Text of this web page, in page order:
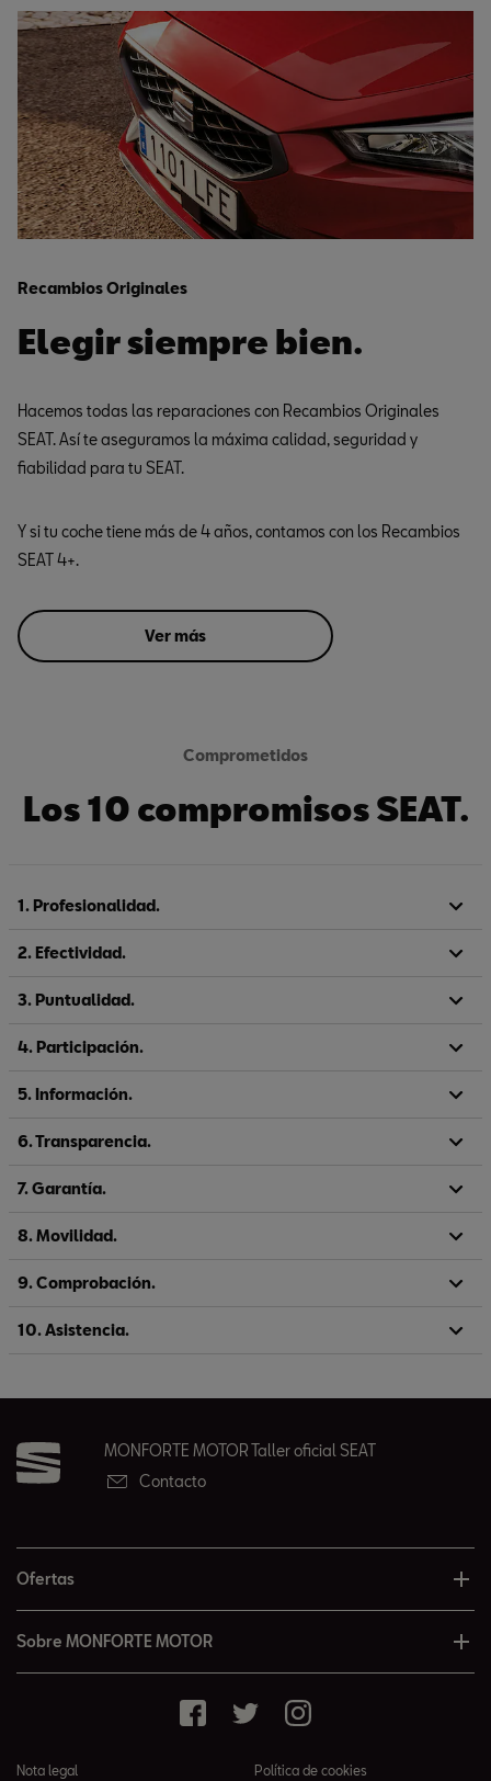
Recambios Originales
Elegir siempre bien.
Hacemos todas las reparaciones con Recambios Originales
SEAT. Así te aseguramos la máxima calidad, seguridad y
fiabilidad para tu SEAT.
Y si tu coche tiene más de 4 años, contamos con los Recambios
SEAT 4+.
Ver más
Comprometidos
Los 10 compromisos SEAT.
1. Profesionalidad.
2. Efectividad.
3. Puntualidad.
4. Participación.
5. Información.
6. Transparencia.
7. Garantía.
8. Movilidad.
9. Comprobación.
10. Asistencia.
MONFORTE MOTOR Taller oficial SEAT
Contacto
Ofertas
Sobre MONFORTE MOTOR
Nota legal Política de cookies